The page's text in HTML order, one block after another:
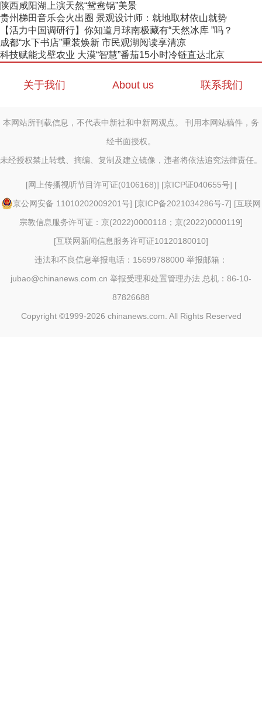
陕西咸阳湖上演天然“鸳鸯锅”美景
贵州梯田音乐会火出圈 景观设计师：就地取材依山就势
【活力中国调研行】你知道月球南极藏有“天然冰库 ”吗？
成都“水下书店”重装焕新 市民观湖阅读享清凉
科技赋能戈壁农业 大漠“智慧”番茄15小时冷链直达北京
关于我们 About us 联系我们
本网站所刊载信息，不代表中新社和中新网观点。 刊用本网站稿件，务
经书面授权。
未经授权禁止转载、摘编、复制及建立镜像，违者将依法追究法律责任。
[网上传播视听节目许可证(0106168)] [京ICP证040655号] [
京公网安备 11010202009201号] [京ICP备2021034286号-7] [互联网
宗教信息服务许可证：京(2022)0000118；京(2022)0000119]
[互联网新闻信息服务许可证10120180010]
违法和不良信息举报电话：15699788000 举报邮箱：
jubao@chinanews.com.cn 举报受理和处置管理办法 总机：86-10-
87826688
Copyright ©1999-2026 chinanews.com. All Rights Reserved